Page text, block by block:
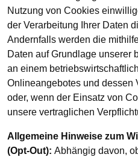
Nutzung von Cookies
der Verarbeitung Ihrer Daten
Andernfalls werden die
Daten auf Grundlage unserer
an einem
Onlineangebotes und dessen
oder, wenn der Einsatz von
unsere vertraglichen
Allgemeine Hinweise zum
(Opt-Out): Abhängig davon,